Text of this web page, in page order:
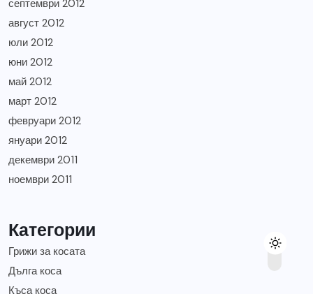
септември 2012
август 2012
юли 2012
юни 2012
май 2012
март 2012
февруари 2012
януари 2012
декември 2011
ноември 2011
Категории
Грижи за косата
Дълга коса
Къса коса